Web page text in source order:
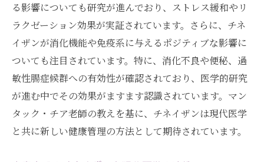
る影響についても研究が進んでおり、ストレス緩和やリ
ラクゼーション効果が実証されています。さらに、チネ
イザンが消化機能や免疫系に与えるポジティブな影響に
ついても注目されています。特に、消化不良や便秘、過
敏性腸症候群への有効性が確認されており、医学的研究
が進む中でその効果がますます認識されています。マン
タック・チア老師の教えを基に、チネイザンは現代医学
と共に新しい健康管理の方法として期待されています。